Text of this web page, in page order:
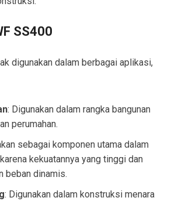
SS400
digunakan dalam berbagai aplikasi,
: Digunakan dalam rangka bangunan
perumahan.
sebagai komponen utama dalam
kekuatannya yang tinggi dan
beban dinamis.
: Digunakan dalam konstruksi menara